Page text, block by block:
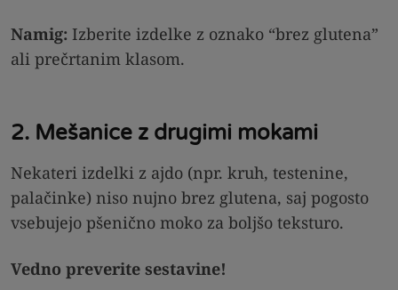
Namig: Izberite izdelke z oznako “brez glutena”
ali prečrtanim klasom.
2. Mešanice z drugimi mokami
Nekateri izdelki z ajdo (npr. kruh, testenine,
palačinke) niso nujno brez glutena, saj pogosto
vsebujejo pšenično moko za boljšo teksturo.
Vedno preverite sestavine!